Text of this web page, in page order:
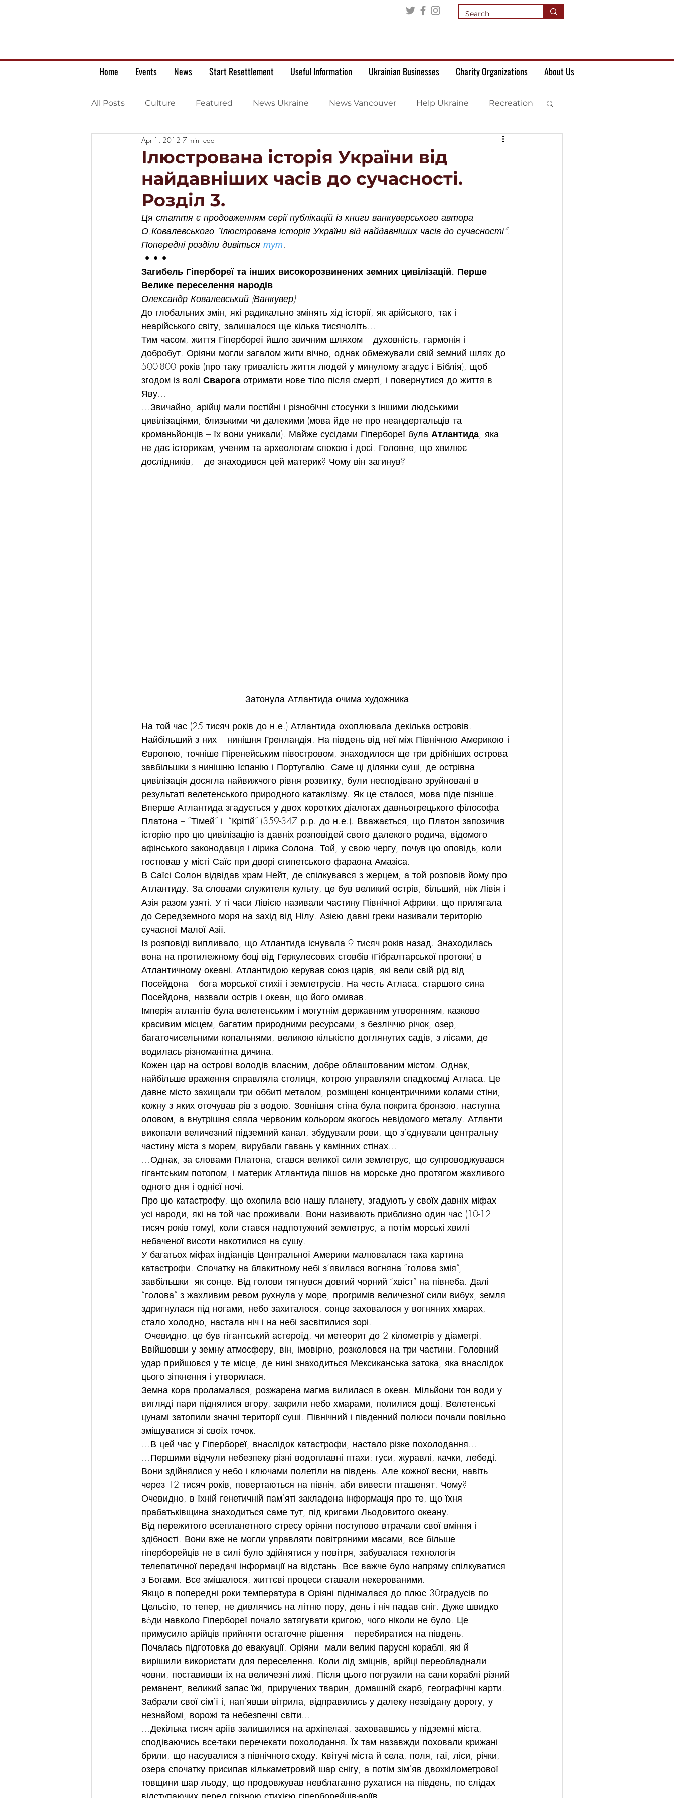
Home Events News Start Resettlement Useful Information Ukrainian Businesses Charity Organizations About Us
All Posts Culture Featured News Ukraine News Vancouver Help Ukraine Recreation
Ukrainian war letters
Ілюстрована історія України від
найдавніших часів до сучасності.
Розділ 3.
Apr 1, 2012 7 min read
Ця стаття є продовженням серії публікацій із книги ванкуверського автора
О.Ковалевського “Ілюстрована історія України від найдавніших часів до сучасності”.
Попередні розділи дивіться тут.
• • •
Загибель Гіпербореї та інших високорозвинених земних цивілізацій. Перше
Велике переселення народів
Олександр Ковалевський (Ванкувер)
До глобальних змін, які радикально змінять хід історії, як арійського, так і
неарійського світу, залишалося ще кілька тисячоліть…
Тим часом, життя Гіпербореї йшло звичним шляхом – духовність, гармонія і
добробут. Оріяни могли загалом жити вічно, однак обмежували свій земний шлях до
500-800 років (про таку тривалість життя людей у минулому згадує і Біблія), щоб
згодом із волі Сварога отримати нове тіло після смерті, і повернутися до життя в
Яву…
…Звичайно, арійці мали постійні і різнобічні стосунки з іншими людськими
цивілізаціями, близькими чи далекими (мова йде не про неандертальців та
кроманьйонців – їх вони уникали). Майже сусідами Гіпербореї була Атлантида, яка
не дає історикам, ученим та археологам спокою і досі. Головне, що хвилює
дослідників, – де знаходився цей материк? Чому він загинув?
Затонула Атлантида очима художника
На той час (25 тисяч років до н.е.) Атлантида охоплювала декілька островів.
Найбільший з них – нинішня Гренландія. На південь від неї між Північною Америкою і
Європою, точніше Піренейським півостровом, знаходилося ще три дрібніших острова
завбільшки з нинішню Іспанію і Португалію. Саме ці ділянки суші, де острівна
цивілізація досягла найвижчого рівня розвитку, були несподівано зруйновані в
результаті велетенського природного катаклізму. Як це сталося, мова піде пізніше.
Вперше Атлантида згадується у двох коротких діалогах давньогрецького філософа
Платона – “Тімей” і  “Крітій” (359-347 р.р. до н.е.). Вважається, що Платон запозичив
історію про цю цивілізацію із давніх розповідей свого далекого родича, відомого
афінського законодавця і лірика Солона. Той, у свою чергу, почув цю оповідь, коли
гостював у місті Саїс при дворі єгипетського фараона Амазіса.
В Саїсі Солон відвідав храм Нейт, де спілкувався з жерцем, а той розповів йому про
Атлантиду. За словами служителя культу, це був великий острів, більший, ніж Лівія і
Азія разом узяті. У ті часи Лівією називали частину Північної Африки, що прилягала
до Середземного моря на захід від Нілу. Азією давні греки називали територію
сучасної Малої Азії.
Із розповіді випливало, що Атлантида існувала 9 тисяч років назад. Знаходилась
вона на протилежному боці від Геркулесових стовбів (Гібралтарської протоки) в
Атлантичному океані. Атлантидою керував союз царів, які вели свій рід від
Посейдона – бога морської стихії і землетрусів. На честь Атласа, старшого сина
Посейдона, назвали острів і океан, що його омивав.
Імперія атлантів була велетенським і могутнім державним утворенням, казково
красивим місцем, багатим природними ресурсами, з безліччю річок, озер,
багаточисельними копальнями, великою кількістю доглянутих садів, з лісами, де
водилась різноманітна дичина.
Кожен цар на острові володів власним, добре облаштованим містом. Однак,
найбільше враження справляла столиця, котрою управляли спадкоємці Атласа. Це
давнє місто захищали три оббиті металом, розміщені концентричними колами стіни,
кожну з яких оточував рів з водою. Зовнішня стіна була покрита бронзою, наступна –
оловом, а внутрішня сяяла червоним кольором якогось невідомого металу. Атланти
викопали величезний підземний канал, збудували рови, що з’єднували центральну
частину міста з морем, вирубали гавань у камінних стінах…
…Однак, за словами Платона, стався великої сили землетрус, що супроводжувався
гігантським потопом, і материк Атлантида пішов на морське дно протягом жахливого
одного дня і однієї ночі.
Про цю катастрофу, що охопила всю нашу планету, згадують у своїх давніх міфах
усі народи, які на той час проживали. Вони називають приблизно один час (10-12
тисяч років тому), коли стався надпотужний землетрус, а потім морські хвилі
небаченої висоти накотилися на сушу.
У багатьох міфах індіанців Центральної Америки малювалася така картина
катастрофи. Спочатку на блакитному небі з’явилася вогняна “голова змія”,
завбільшки  як сонце. Від голови тягнувся довгий чорний “хвіст” на півнеба. Далі
“голова” з жахливим ревом рухнула у море, прогримів величезної сили вибух, земля
здригнулася під ногами, небо захиталося, сонце заховалося у вогняних хмарах,
стало холодно, настала ніч і на небі засвітилися зорі.
Очевидно, це був гігантський астероїд, чи метеорит до 2 кілометрів у діаметрі.
Ввійшовши у земну атмосферу, він, імовірно, розколовся на три частини. Головний
удар прийшовся у те місце, де нині знаходиться Мексиканська затока, яка внаслідок
цього зіткнення і утворилася.
Земна кора проламалася, розжарена магма вилилася в океан. Мільйони тон води у
вигляді пари піднялися вгору, закрили небо хмарами, полилися дощі. Велетенські
цунамі затопили значні території суші. Північний і південний полюси почали повільно
зміщуватися зі своїх точок.
…В цей час у Гіпербореї, внаслідок катастрофи, настало різке похолодання…
…Першими відчули небезпеку різні водоплавні птахи: гуси, журавлі, качки, лебеді.
Вони здійнялися у небо і ключами полетіли на південь. Але кожної весни, навіть
через 12 тисяч років, повертаються на північ, аби вивести пташенят. Чому?
Очевидно, в їхній генетичній пам’яті закладена інформація про те, що їхня
прабатьківщина знаходиться саме тут, під кригами Льодовитого океану.
Від пережитого всепланетного стресу оріяни поступово втрачали свої вміння і
здібності. Вони вже не могли управляти повітряними масами, все більше
гіперборейців не в силі було здійнятися у повітря, забувалася технологія
телепатичної передачі інформації на відстань. Все важче було напряму спілкуватися
з Богами. Все змішалося, життєві процеси ставали некерованими.
Якщо в попередні роки температура в Оріяні піднімалася до плюс 30градусів по
Цельсію, то тепер, не дивлячись на літню пору, день і ніч падав сніг. Дуже швидко
вóди навколо Гіпербореї почало затягувати кригою, чого ніколи не було. Це
примусило арійців прийняти остаточне рішення – перебиратися на південь.
Почалась підготовка до евакуації. Оріяни  мали великі парусні кораблі, які й
вирішили використати для переселення. Коли лід зміцнів, арійці переобладнали
човни, поставивши їх на величезні лижі. Після цього погрузили на сани-кораблі різний
реманент, великий запас їжі, приручених тварин, домашній скарб, географічні карти.
Забрали свої сім’ї і, нап’явши вітрила, відправились у далеку незвідану дорогу, у
незнайомі, ворожі та небезпечні світи…
…Декілька тисяч аріїв залишилися на архіпелазі, заховавшись у підземні міста,
сподіваючись все-таки перечекати похолодання. Їх там назавжди поховали крижані
брили, що насувалися з північного-сходу. Квітучі міста й села, поля, гаї, ліси, річки,
озера спочатку присипав кількаметровий шар снігу, а потім зім’яв двохкілометрової
товщини шар льоду, що продовжував невблаганно рухатися на південь, по слідах